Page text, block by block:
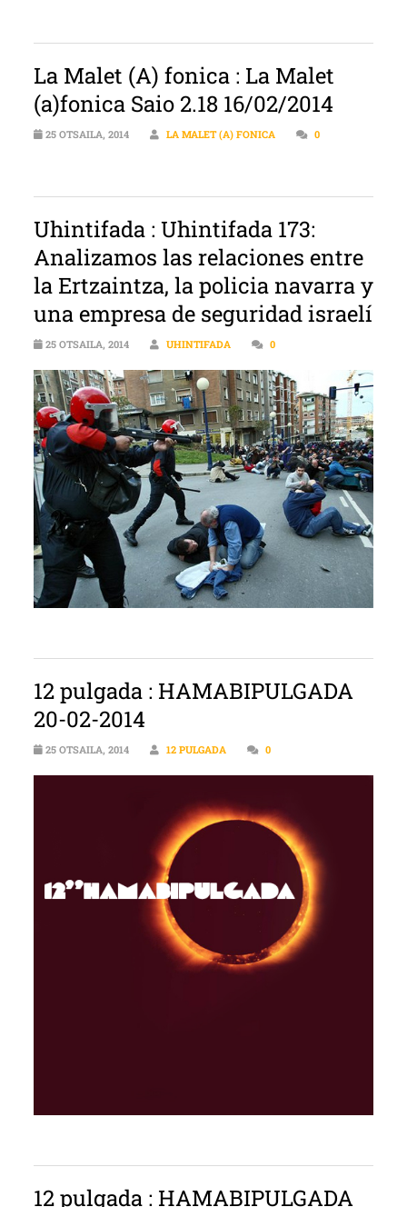
La Malet (A) fonica : La Malet
(a)fonica Saio 2.18 16/02/2014
25 OTSAILA, 2014 LA MALET (A) FONICA 0
Uhintifada : Uhintifada 173:
Analizamos las relaciones entre
la Ertzaintza, la policia navarra y
una empresa de seguridad israelí
25 OTSAILA, 2014 UHINTIFADA 0
12 pulgada : HAMABIPULGADA
20-02-2014
25 OTSAILA, 2014 12 PULGADA 0
12 pulgada : HAMABIPULGADA